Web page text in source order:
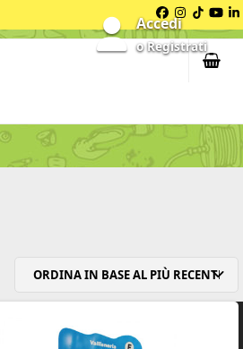
Facebook
Instagram
Tiktok
Accedi
o Registrati